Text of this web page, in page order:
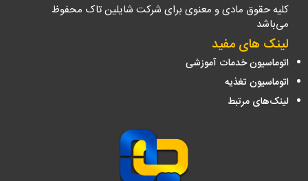
کلیه حقوق مادی و معنوی برای شرکت شایلین تاک محفوظ
می‌باشد
لینک های مفید
اتوماسیون خدمات آموزشی
اتوماسیون تغذیه
لینک‌های مرتبط